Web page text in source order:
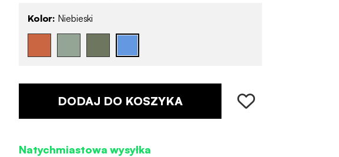
Kolor: Niebieski
DODAJ DO KOSZYKA
Natychmiastowa wysyłka